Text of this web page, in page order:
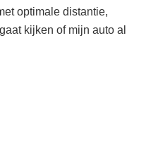
optimale distantie,
kijken of mijn auto al